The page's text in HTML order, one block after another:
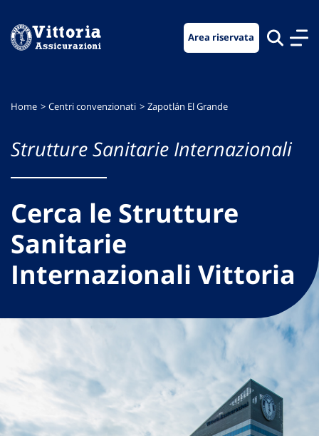
menu
contenuto
footer
Area riservata
Home Centri convenzionati Zapotlán El Grande
Strutture Sanitarie Internazionali
Cerca le Strutture
Sanitarie
Internazionali Vittoria